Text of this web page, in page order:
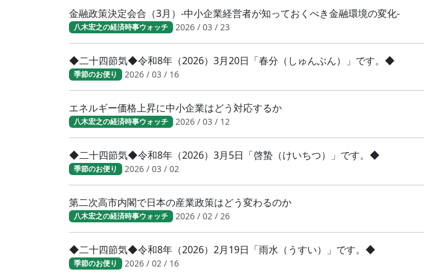
金融政策決定会合（3月）-中小企業経営者が知っておくべき金融環境の変化-
八木宏之の経済時事ウォッチ 2026 / 03 / 23
◆二十四節気◆令和8年（2026）3月20日「春分（しゅんぶん）」です。◆
季節のお便り 2026 / 03 / 16
エネルギー価格上昇に中小企業はどう対応するか
八木宏之の経済時事ウォッチ 2026 / 03 / 12
◆二十四節気◆令和8年（2026）3月5日「啓蟄（けいちつ）」です。◆
季節のお便り 2026 / 03 / 02
第二次高市内閣で日本の産業政策はどう変わるのか
八木宏之の経済時事ウォッチ 2026 / 02 / 26
◆二十四節気◆令和8年（2026）2月19日「雨水（うすい）」です。◆
季節のお便り 2026 / 02 / 16